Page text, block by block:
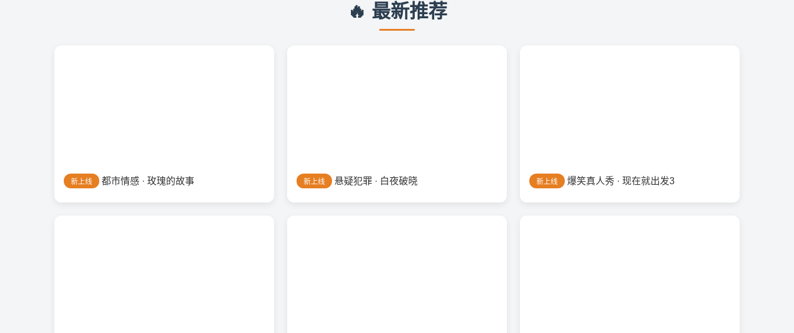
🔥 最新推荐
新上线 都市情感 · 玫瑰的故事 新上线 悬疑犯罪 · 白夜破晓 新上线 爆笑真人秀 · 现在就出发3